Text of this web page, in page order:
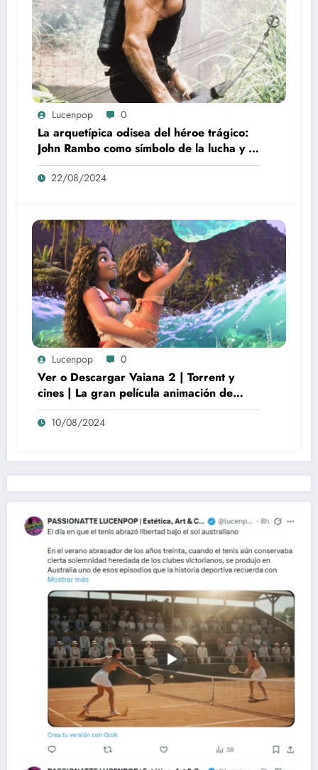
Lucenpop 0
La arquetípica odisea del héroe trágico:
John Rambo como símbolo de la lucha y la
alienación en la modernidad
22/08/2024
Lucenpop 0
Ver o Descargar Vaiana 2 | Torrent y
cines | La gran película animación de
culto Disney | *****
10/08/2024